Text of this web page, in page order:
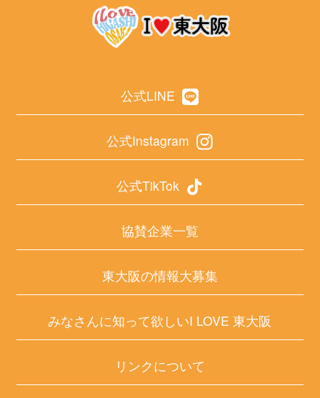
公式LINE
公式Instagram
公式TikTok
協賛企業一覧
東大阪の情報大募集
みなさんに知って欲しいI LOVE 東大阪
リンクについて